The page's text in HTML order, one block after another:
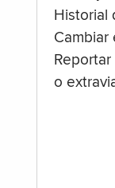
Historial
Cambiar
o